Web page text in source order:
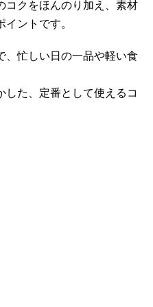
コクをほんのり加え、素材
ントです。
、忙しい日の一品や軽い食
した、定番として使えるコ